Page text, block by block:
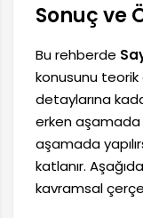
Sonuç ve
Bu rehberde
konusunu
detaylarına
erken aşamada
aşamada
katlanır.
kavramsal